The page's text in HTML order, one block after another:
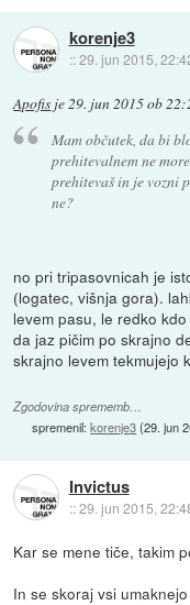
korenje3
::29. jun 2015,
Apofis je29. jun 2015 ob
Mam občutek, da bi
prehitevalnem ne
prehitevaš in je vozni
ne?
no pri tripasovnicah je
(logatec, višnja gora).
levem pasu, le redko
da jaz pičim po skrajno
skrajno levem tekmujejo
Zgodovina sprememb…
spremenil:korenje3(29. jun
Invictus
::29. jun 2015,
Kar se mene tiče, takim
In se skoraj vsi